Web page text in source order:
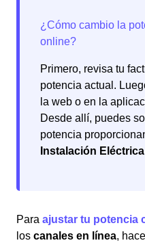
Primero, revisa tu
potencia actual.
la web o en la
Desde allí, puedes
potencia
Instalación
Para ajustar tu potencia
los canales en línea,